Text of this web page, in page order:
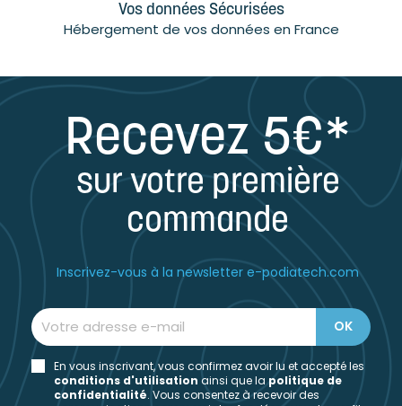
Vos données Sécurisées
Hébergement de vos données en France
Recevez 5€*
sur votre première
commande
Inscrivez-vous à la newsletter e-podiatech.com
En vous inscrivant, vous confirmez avoir lu et accepté les
conditions d'utilisation ainsi que lapolitique de
confidentialité. Vous consentez à recevoir des